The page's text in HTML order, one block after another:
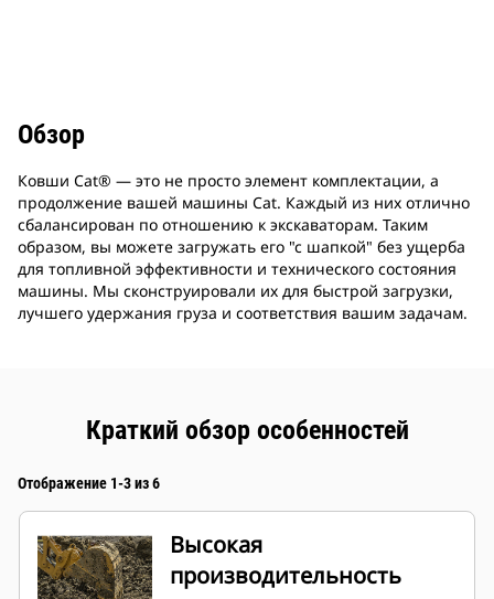
Обзор
Ковши Cat® ― это не просто элемент комплектации, а
продолжение вашей машины Cat. Каждый из них отлично
сбалансирован по отношению к экскаваторам. Таким
образом, вы можете загружать его "с шапкой" без ущерба
для топливной эффективности и технического состояния
машины. Мы сконструировали их для быстрой загрузки,
лучшего удержания груза и соответствия вашим задачам.
Краткий обзор особенностей
Отображение 1-3 из 6
Высокая
производительность